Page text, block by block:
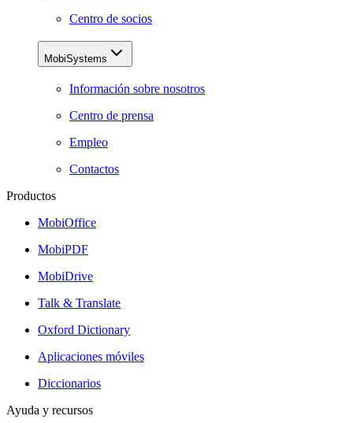
Centro de socios
MobiSystems
Información sobre nosotros
Centro de prensa
Empleo
Contactos
Productos
MobiOffice
MobiPDF
MobiDrive
Talk & Translate
Oxford Dictionary
Aplicaciones móviles
Diccionarios
Ayuda y recursos